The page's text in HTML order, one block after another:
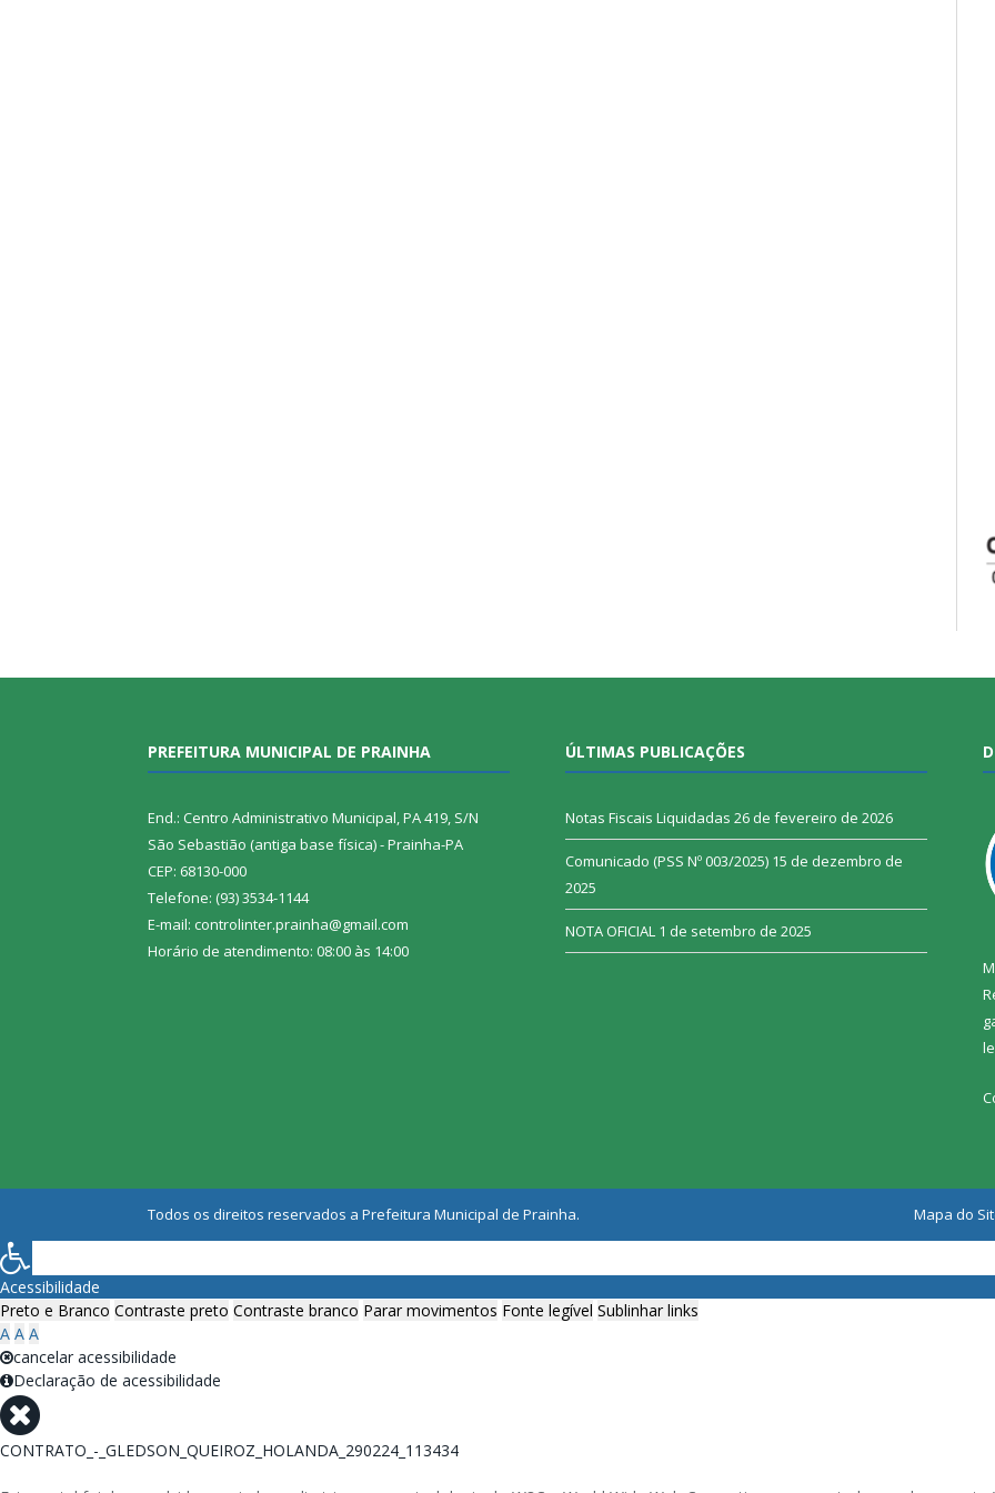
PREFEITURA MUNICIPAL DE PRAINHA
End.: Centro Administrativo Municipal, PA 419, S/N
São Sebastião (antiga base física) - Prainha-PA
CEP: 68130-000
Telefone: (93) 3534-1144
E-mail: controlinter.prainha@gmail.com
Horário de atendimento: 08:00 às 14:00
ÚLTIMAS PUBLICAÇÕES
Notas Fiscais Liquidadas 26 de fevereiro de 2026
Comunicado (PSS Nº 003/2025) 15 de dezembro de
2025
NOTA OFICIAL 1 de setembro de 2025
Todos os direitos reservados a Prefeitura Municipal de Prainha. Mapa do
Acessibilidade
Preto e Branco Contraste preto Contraste branco Parar movimentos Fonte legível Sublinhar links
A A A
cancelar acessibilidade
Declaração de acessibilidade
CONTRATO_-_GLEDSON_QUEIROZ_HOLANDA_290224_113434